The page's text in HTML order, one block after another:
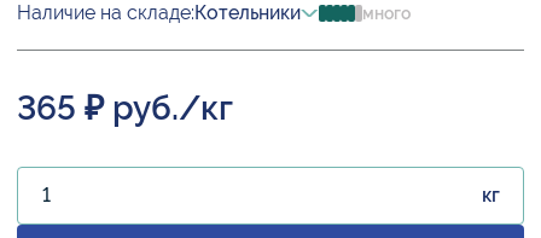
Наличие на складе:Котельники много
365 ₽ руб./кг
кг